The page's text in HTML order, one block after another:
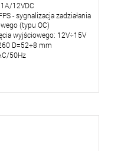
12VDC
- sygnalizacja zadziałania
(typu OC)
wyjściowego: 12V÷15V
D=52+8 mm
50Hz